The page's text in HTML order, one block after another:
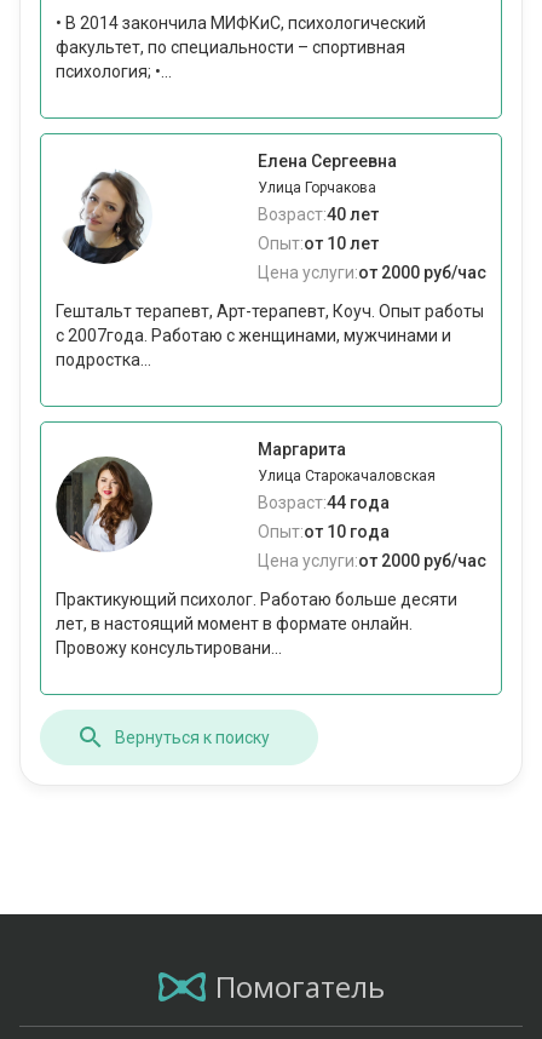
• В 2014 закончила МИФКиС, психологический
факультет, по специальности – спортивная
психология; •...
Елена Сергеевна
Улица Горчакова
Возраст:40 лет
Опыт:от 10 лет
Цена услуги:от 2000 руб/час
Гештальт терапевт, Арт-терапевт, Коуч. Опыт работы
с 2007года. Работаю с женщинами, мужчинами и
подростка...
Маргарита
Улица Старокачаловская
Возраст:44 года
Опыт:от 10 года
Цена услуги:от 2000 руб/час
Практикующий психолог. Работаю больше десяти
лет, в настоящий момент в формате онлайн.
Провожу консультировани...
Вернуться к поиску
Помогатель